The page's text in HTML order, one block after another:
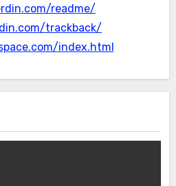
readme/
trackback/
index.html